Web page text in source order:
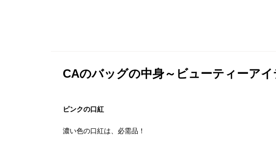
CAのバッグの中身～ビューティーアイ
ピンクの口紅
濃い色の口紅は、必需品！